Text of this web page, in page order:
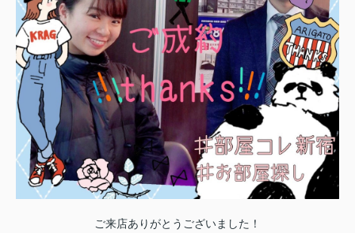
ご来店ありがとうございました！